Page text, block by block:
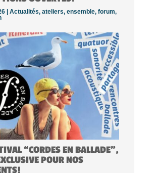
| Actualités, ateliers, ensemble, forum,
“CORDES EN BALLADE”,
POUR NOS